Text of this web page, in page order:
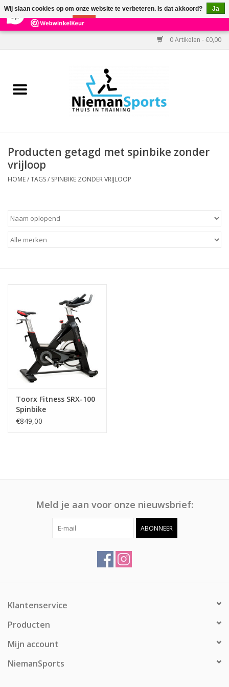
303 Reviews ×
0 Artikelen - €0,00
Home
Kracht
Kantoor & Medisch
Producten getagd met spinbike zonder
vrijloop
HOME/TAGS/ SPINBIKE ZONDER VRIJLOOP
Toorx Fitness SRX-100
Spinbike
€849,00
Meld je aan voor onze nieuwsbrief:
ABONNEER
Klantenservice
Producten
Mijn account
NiemanSports
Wij slaan cookies op om onze website te verbeteren. Is dat akkoord?
Ja
Nee